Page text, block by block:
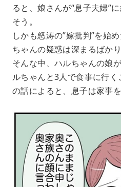
ると、娘さんが“息子夫婦”
そう。
しかも怒涛の”嫁批判”を始
ちゃんの疑惑は深まるばか
そんな中、ハルちゃんの娘
ルちゃんと3人で食事に行
の話によると、息子は家事